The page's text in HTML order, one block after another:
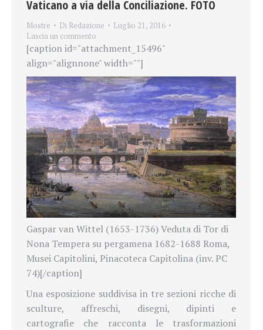
Vaticano a via della Conciliazione. FOTO
Mostre Di Redazione
Luglio 21, 2016
Lascia un commento
[caption id="attachment_15496"
align="alignnone" width=""]
Gaspar van Wittel (1653-1736) Veduta di Tor di
Nona Tempera su pergamena 1682-1688 Roma,
Musei Capitolini, Pinacoteca Capitolina (inv. PC
74)[/caption]
Una esposizione suddivisa in tre sezioni ricche di
sculture, affreschi, disegni, dipinti e
cartografie che racconta le trasformazioni